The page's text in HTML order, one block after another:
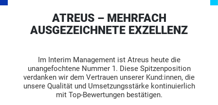
ATREUS – MEHRFACH
AUSGEZEICHNETE EXZELLENZ
Im Interim Management ist Atreus heute die
unangefochtene Nummer 1. Diese Spitzenposition
verdanken wir dem Vertrauen unserer Kund:innen, die
unsere Qualität und Umsetzungsstärke kontinuierlich
mit Top-Bewertungen bestätigen.